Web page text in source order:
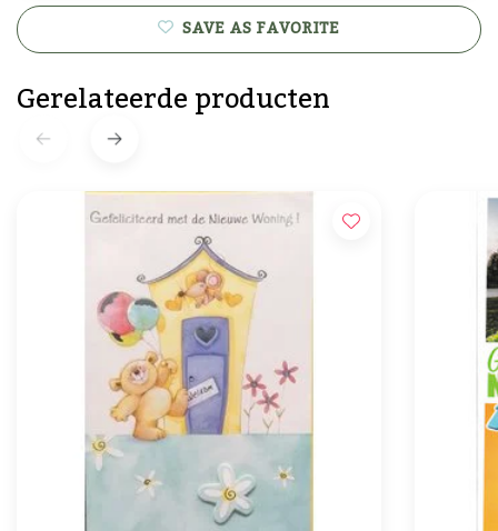
SAVE AS FAVORITE
Gerelateerde producten